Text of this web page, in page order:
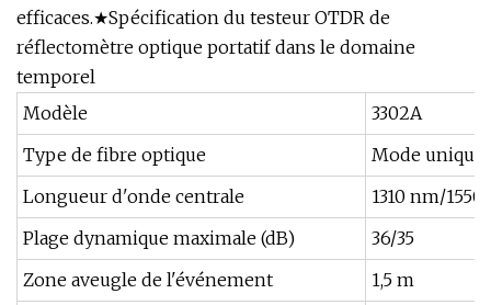
efficaces.★Spécification du testeur OTDR de
réflectomètre optique portatif dans le domaine
temporel
Modèle
3302A
Type de fibre optique
Mode unique
Longueur d'onde centrale
1310 nm/
Plage dynamique maximale (dB)
36/35
Zone aveugle de l'événement
1,5 m